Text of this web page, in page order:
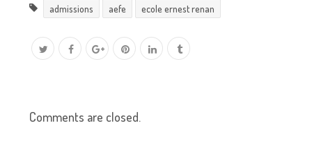
admissions aefe ecole ernest renan
Comments are closed.